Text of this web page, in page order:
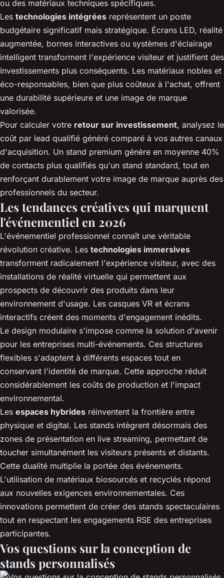
ou des matériaux techniques spécifiques.
Les technologies intégrées représentent un poste
budgétaire significatif mais stratégique. Écrans LED, réalité
augmentée, bornes interactives ou systèmes d'éclairage
intelligent transforment l'expérience visiteur et justifient des
investissements plus conséquents. Les matériaux nobles et
éco-responsables, bien que plus coûteux à l'achat, offrent
une durabilité supérieure et une image de marque
valorisée.
Pour calculer votre retour sur investissement, analysez le
coût par lead qualifié généré comparé à vos autres canaux
d'acquisition. Un stand premium génère en moyenne 40%
de contacts plus qualifiés qu'un stand standard, tout en
renforçant durablement votre image de marque auprès des
professionnels du secteur.
Les tendances créatives qui marquent
l'événementiel en 2026
L'événementiel professionnel connaît une véritable
révolution créative. Les technologies immersives
transforment radicalement l'expérience visiteur, avec des
installations de réalité virtuelle qui permettent aux
prospects de découvrir des produits dans leur
environnement d'usage. Les casques VR et écrans
interactifs créent des moments d'engagement inédits.
Le design modulaire s'impose comme la solution d'avenir
pour les entreprises multi-événements. Ces structures
flexibles s'adaptent à différents espaces tout en
conservant l'identité de marque. Cette approche réduit
considérablement les coûts de production et l'impact
environnemental.
Les espaces hybrides réinventent la frontière entre
physique et digital. Les stands intègrent désormais des
zones de présentation en live streaming, permettant de
toucher simultanément les visiteurs présents et distants.
Cette dualité multiplie la portée des événements.
L'utilisation de matériaux biosourcés et recyclés répond
aux nouvelles exigences environnementales. Ces
innovations permettent de créer des stands spectaculaires
tout en respectant les engagements RSE des entreprises
participantes.
Vos questions sur la conception de
stands personnalisés